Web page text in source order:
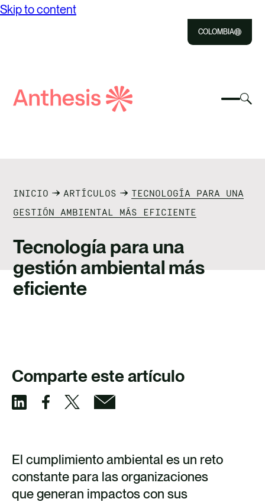
Skip to content
COLOMBIA
Select
IMPACTO
RECURSOS
TALENTO
CONTACTO
Busca
INICIO ARTÍCULOS
TECNOLOGÍA PARA UNA
GESTIÓN AMBIENTAL MÁS EFICIENTE
Tecnología para una
gestión ambiental más
eficiente
Comparte este artículo
a
r
e
a
r
e
a
r
e
a
r
e
El cumplimiento ambiental es un reto
constante para las organizaciones
que generan impactos con sus